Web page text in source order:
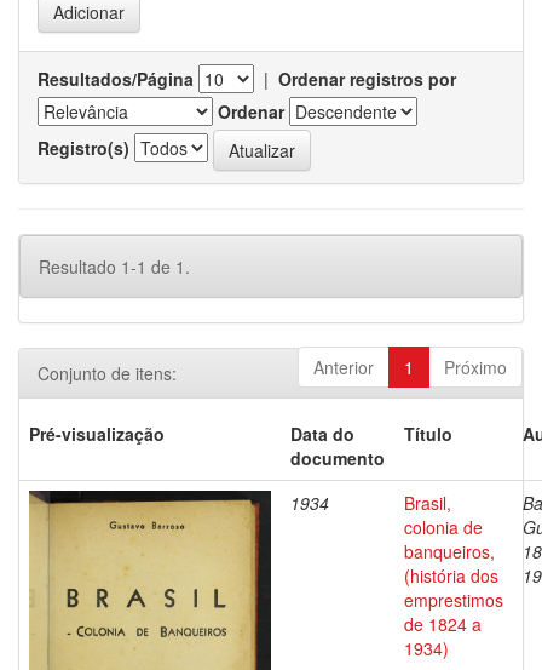
Resultados/Página | Ordenar registros por
Ordenar
Registro(s)
Resultado 1-1 de 1.
Anterior 1 Próximo
Conjunto de itens:
Pré-visualização
Data do
documento
Título
1934
Brasil,
colonia de
banqueiros,
(história dos
emprestimos
de 1824 a
1934)